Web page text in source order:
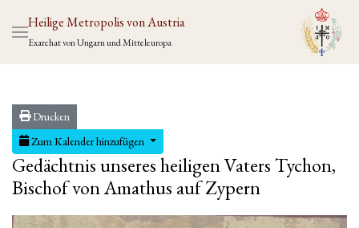
Heilige Metropolis von Austria
Exarchat von Ungarn und Mitteleuropa
Drucken
Zum Kalender hinzufügen
Gedächtnis unseres heiligen Vaters Tychon,
Bischof von Amathus auf Zypern